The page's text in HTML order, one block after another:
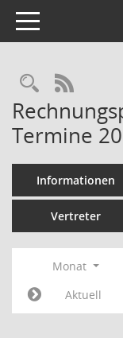
Toggle navigation
RSS-
Termine
Informationen
Vertreter
Monat
Aktuell